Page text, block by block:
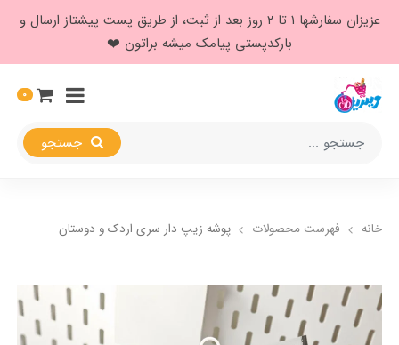
عزیزان سفارشها ۱ تا ۲ روز بعد از ثبت، از طریق پست پیشتاز ارسال و
بارکدپستی پیامک میشه براتون ❤️
0
خانه فهرست محصولات پوشه زیپ دار سری اردک و دوستان